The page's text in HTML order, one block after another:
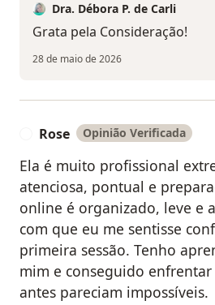
Dra. Débora P. de Carli
Grata pela Consideração!
28 de maio de 2026
Rose Opinião Verificada
Ela é muito profissional
atenciosa, pontual e
online é organizado, leve e
com que eu me sentisse
primeira sessão. Tenho
mim e conseguido
antes pareciam impossíveis.